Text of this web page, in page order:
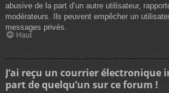
abusive de la part d’un autre utilisateur,
modérateurs. Ils peuvent empêcher un
messages privés.
Haut
J’ai reçu un courrier électronique
part de quelqu’un sur ce forum !